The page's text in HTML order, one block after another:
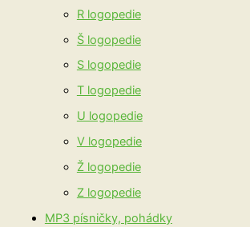
R logopedie
Š logopedie
S logopedie
T logopedie
U logopedie
V logopedie
Ž logopedie
Z logopedie
MP3 písničky, pohádky